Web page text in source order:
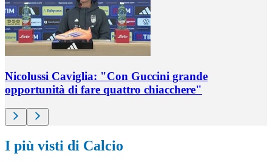
Nicolussi Caviglia: "Con Guccini grande
opportunità di fare quattro chiacchere"
I più visti di Calcio